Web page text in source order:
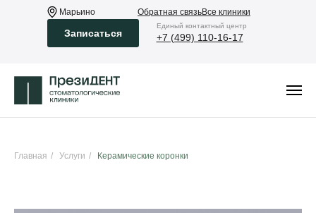
Обратная связьВсе клиники
Eдиный контактный центр
+7 (499) 110-16-17
Марьино
Записаться
Главная / Услуги / Керамические коронки